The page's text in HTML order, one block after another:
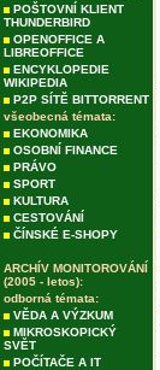
POŠTOVNÍ KLIENT
THUNDERBIRD
OPENOFFICE A
LIBREOFFICE
ENCYKLOPEDIE
WIKIPEDIA
P2P SÍTĚ BITTORRENT
všeobecná témata:
EKONOMIKA
OSOBNÍ FINANCE
PRÁVO
SPORT
KULTURA
CESTOVÁNÍ
ČÍNSKÉ E-SHOPY
ARCHÍV MONITOROVÁNÍ
(2005 - letos):
odborná témata:
VĚDA A VÝZKUM
MIKROSKOPICKÝ
SVĚT
POČÍTAČE A IT